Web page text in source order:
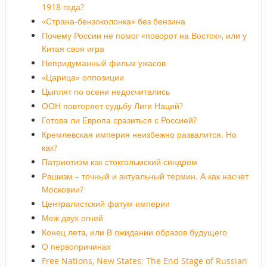
1918 года?
«Страна-бензоколонка» без бензина
Почему России не помог «поворот на Восток», или у
Китая своя игра
Непридуманный фильм ужасов
«Царица» оппозиции
Цыплят по осени недосчитались
ООН повторяет судьбу Лиги Наций?
Готова ли Европа сразиться с Россией?
Кремлевская империя неизбежно развалится. Но
как?
Патриотизм как стокгольмский синдром
Рашизм – точный и актуальный термин. А как насчет
Московии?
Централистский фатум империи
Меж двух огней
Конец лета, или В ожидании образов будущего
О первопричинах
Free Nations, New States: The End Stage of Russian